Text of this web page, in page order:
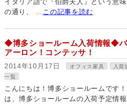
の通り、 …
この記事を読む
◆博多ショールーム入荷情報◆バ
アーロン！コンテッサ！
2014年10月17日 オフィス家具 入荷
一覧
こんにちは！博多ショールームです
は、博多ショールームの入荷予定情